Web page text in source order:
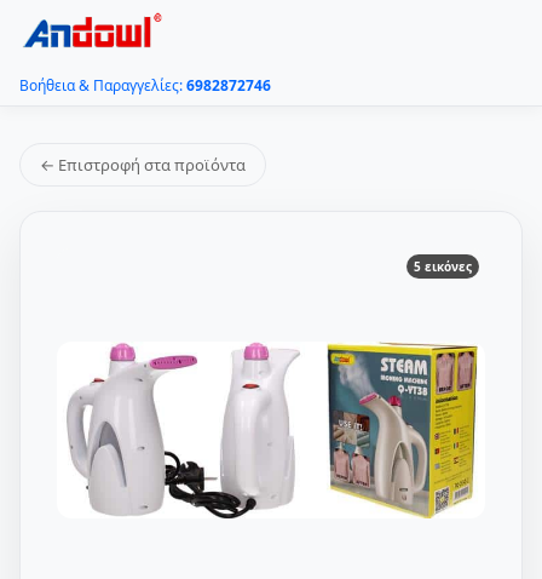
Βοήθεια & Παραγγελίες:6982872746
← Επιστροφή στα προϊόντα
5 εικόνες